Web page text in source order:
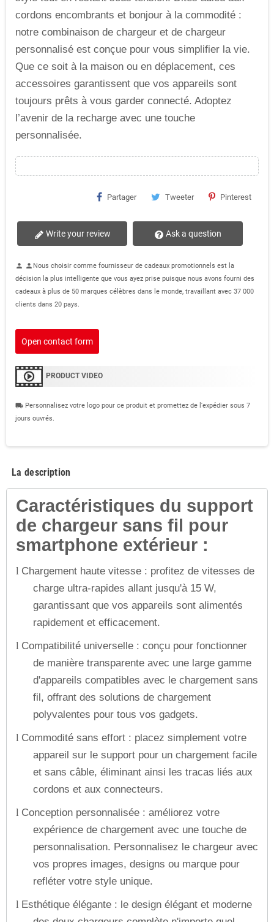
cordons encombrants et bonjour à la commodité :
notre combinaison de chargeur et de chargeur
personnalisé est conçue pour vous simplifier la vie.
Que ce soit à la maison ou en déplacement, ces
accessoires garantissent que vos appareils sont
toujours prêts à vous garder connecté. Adoptez
l’avenir de la recharge avec une touche
personnalisée.
Partager Tweeter Pinterest
Write your review Ask a question
person personNous choisir comme fournisseur de cadeaux promotionnels est la
décision la plus intelligente que vous ayez prise puisque nous avons fourni des
cadeaux à plus de 50 marques célèbres dans le monde, travaillant avec 37 000
clients dans 20 pays.
Open contact form
PRODUCT VIDEO
local_shipping Personnalisez votre logo pour ce produit et promettez de l'expédier sous 7
jours ouvrés.
La description
Caractéristiques du support
de chargeur sans fil pour
smartphone extérieur :
l Chargement haute vitesse : profitez de vitesses de
charge ultra-rapides allant jusqu'à 15 W,
garantissant que vos appareils sont alimentés
rapidement et efficacement.
l Compatibilité universelle : conçu pour fonctionner
de manière transparente avec une large gamme
d'appareils compatibles avec le chargement sans
fil, offrant des solutions de chargement
polyvalentes pour tous vos gadgets.
l Commodité sans effort : placez simplement votre
appareil sur le support pour un chargement facile
et sans câble, éliminant ainsi les tracas liés aux
cordons et aux connecteurs.
l Conception personnalisée : améliorez votre
expérience de chargement avec une touche de
personnalisation. Personnalisez le chargeur avec
vos propres images, designs ou marque pour
refléter votre style unique.
l Esthétique élégante : le design élégant et moderne